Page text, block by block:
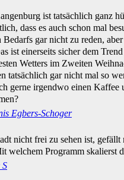
ist tatsächlich ganz
dass es auch schon mal
gar nicht zu reden,
ist einerseits sicher dem
Wetters im Zweiten
tatsächlich gar nicht mal so
gerne irgendwo einen
Egbers-Schoger
nicht frei zu sehen ist,
welchem Programm skalierst